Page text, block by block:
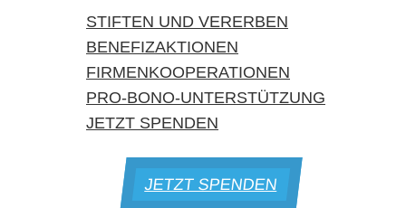
STIFTEN UND VERERBEN
BENEFIZAKTIONEN
FIRMENKOOPERATIONEN
PRO-BONO-UNTERSTÜTZUNG
JETZT SPENDEN
JETZT SPENDEN